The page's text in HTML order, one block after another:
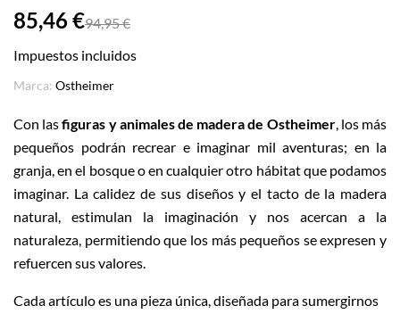
85,46 €94,95 €
Impuestos incluidos
Marca: Ostheimer
Con lasfiguras y animales de madera de Ostheimer, los más
pequeños podrán recrear e imaginar mil aventuras; en la
granja, en el bosque o en cualquier otro hábitat que podamos
imaginar. La calidez de sus diseños y el tacto de la madera
natural, estimulan la imaginación y nos acercan a la
naturaleza, permitiendo que los más pequeños se expresen y
refuercen sus valores.
Cada artículo es una pieza única, diseñada para sumergirnos